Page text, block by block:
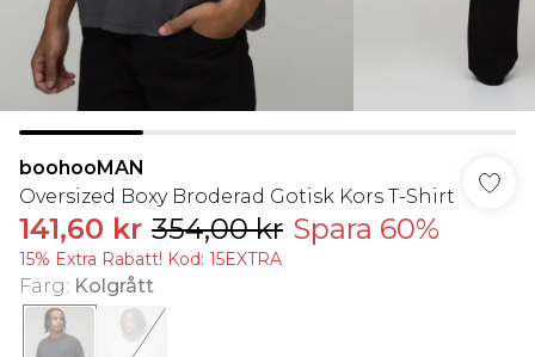
boohooMAN
Oversized Boxy Broderad Gotisk Kors T-Shirt
141,60 kr 354,00 kr Spara 60%
15% Extra Rabatt! Kod: 15EXTRA
Färg: Kolgrått